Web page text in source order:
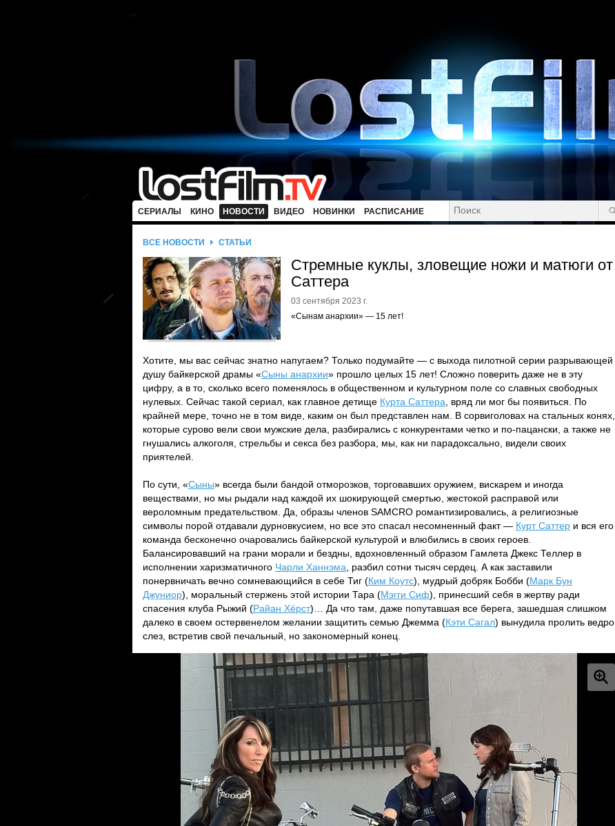
СЕРИАЛЫ КИНО НОВОСТИ ВИДЕО НОВИНКИ РАСПИСАНИЕ
ВСЕ НОВОСТИ СТАТЬИ
Стремные куклы, зловещие ножи и матюги от
Саттера
03 сентября 2023 г.
«Сынам анархии» — 15 лет!
Хотите, мы вас сейчас знатно напугаем? Только подумайте — с выхода пилотной серии разрывающей
душу байкерской драмы «Сыны анархии» прошло целых 15 лет! Сложно поверить даже не в эту
цифру, а в то, сколько всего поменялось в общественном и культурном поле со славных свободных
нулевых. Сейчас такой сериал, как главное детище Курта Саттера , вряд ли мог бы появиться. По
крайней мере, точно не в том виде, каким он был представлен нам. В сорвиголовах на стальных конях,
которые сурово вели свои мужские дела, разбирались с конкурентами четко и по-пацански, а также не
гнушались алкоголя, стрельбы и секса без разбора, мы, как ни парадоксально, видели своих
приятелей.
По сути, «Сыны» всегда были бандой отморозков, торговавших оружием, вискарем и иногда
веществами, но мы рыдали над каждой их шокирующей смертью, жестокой расправой или
вероломным предательством. Да, образы членов SAMCRO романтизировались, а религиозные
символы порой отдавали дурновкусием, но все это спасал несомненный факт — Курт Саттер и вся его
команда бесконечно очаровались байкерской культурой и влюбились в своих героев.
Балансировавший на грани морали и бездны, вдохновленный образом Гамлета Джекс Теллер в
исполнении харизматичного Чарли Ханнэма , разбил сотни тысяч сердец. А как заставили
понервничать вечно сомневающийся в себе Тиг (Ким Коутс), мудрый добряк Бобби (Марк Бун
Джуниор), моральный стержень этой истории Тара (Мэгги Сиф), принесший себя в жертву ради
спасения клуба Рыжий (Райан Хёрст)… Да что там, даже попутавшая все берега, зашедшая слишком
далеко в своем остервенелом желании защитить семью Джемма (Кэти Сагал) вынудила пролить ведро
слез, встретив свой печальный, но закономерный конец.